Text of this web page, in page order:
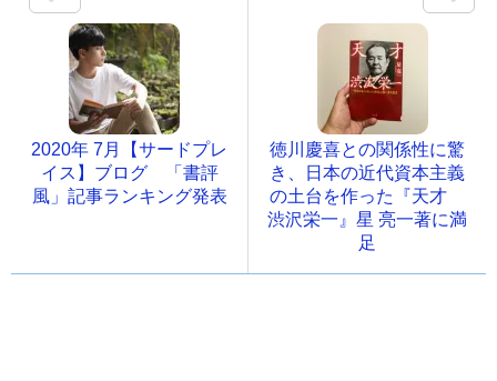
2020年 7月【サードプレ
イス】ブログ 「書評
風」記事ランキング発表
徳川慶喜との関係性に驚
き、日本の近代資本主義
の土台を作った『天才
渋沢栄一』星 亮一著に満
足